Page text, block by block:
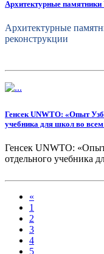
Архитектурные памятники
Архитектурные
реконструкции
Генсек UNWTO: «Опыт
учебника для школ во
Генсек UNWTO:
отдельного учебника
«
1
2
3
4
5